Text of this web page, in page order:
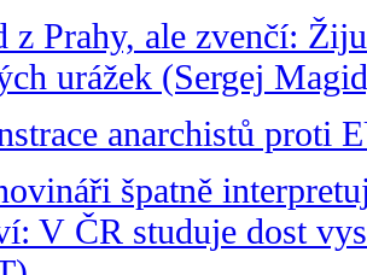
z Prahy, ale zvenčí:
urážek (Sergej
anarchistů proti
špatně
V ČR studuje dost